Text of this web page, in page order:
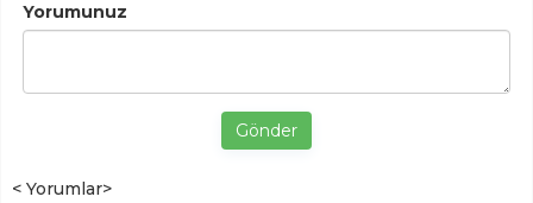
Yorumunuz
Gönder
< Yorumlar>